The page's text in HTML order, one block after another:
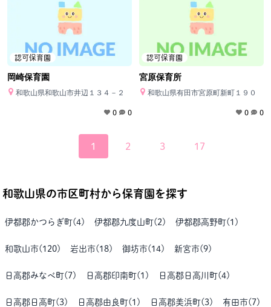
認可保育園
岡崎保育園
和歌山県和歌山市井辺１３４－２
0 0
認可保育園
宮原保育所
和歌山県有田市宮原町新町１９０
0 0
1 2 3 17
和歌山県の市区町村から保育園を探す
伊都郡かつらぎ町(4) 伊都郡九度山町( 2 ) 伊都郡高野町( 1 )
和歌山市( 120) 岩出市( 18) 御坊市( 14) 新宮市(9)
日高郡みなべ町( 7 ) 日高郡印南町( 1 ) 日高郡日高川町(4)
日高郡日高町(3) 日高郡由良町( 1 ) 日高郡美浜町(3) 有田市( 7 )